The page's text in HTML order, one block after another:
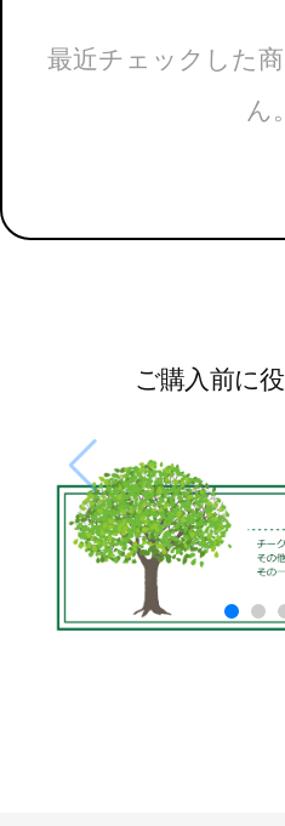
最近チェックした
ん。
ご購入前に